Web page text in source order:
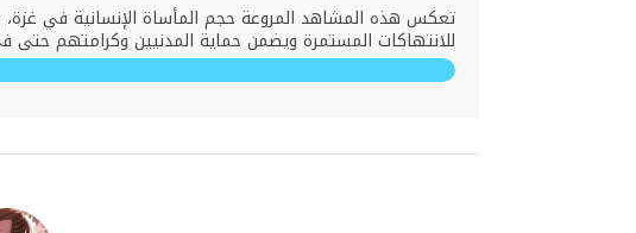
تعكس هذه المشاهد المروعة حجم المأساة الإنسانية في
للانتهاكات المستمرة ويضمن حماية المدنيين وكرامتهم حتى